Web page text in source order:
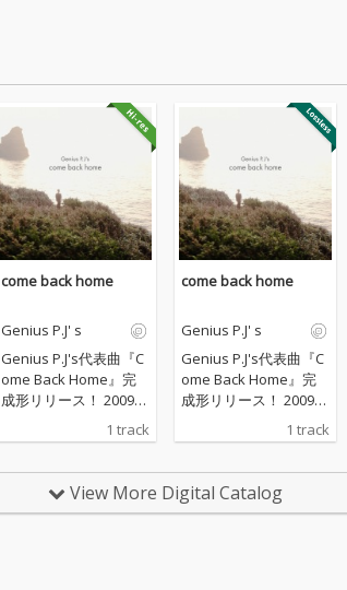
come back home
Genius P.J' s
Genius P.J's代表曲『C
ome Back Home』完
成形リリース！ 2009
『MANKIND ORDER』
ワンシーンを切り取っ
たように思わせる詩の
1 track
come back home
Genius P.J' s
Genius P.J's代表曲『C
ome Back Home』完
成形リリース！ 2009
『MANKIND ORDER』
ワンシーンを切り取っ
たように思わせる詩の
1 track
View More Digital Catalog